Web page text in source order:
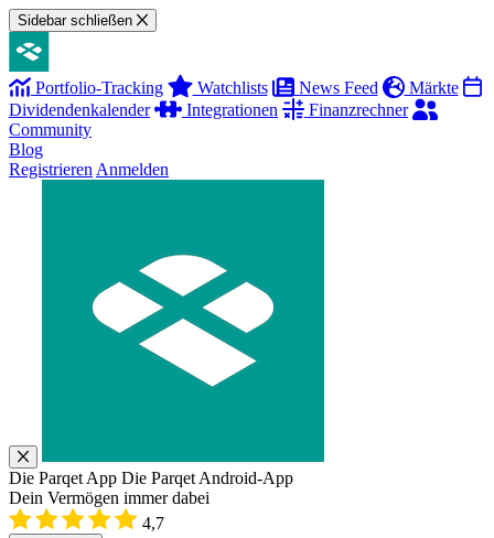
Sidebar schließen
Portfolio-Tracking Watchlists News Feed
Märkte
Dividendenkalender
Integrationen
Finanzrechner
Community
Blog
Registrieren Anmelden
Die Parqet App Die Parqet Android-App
Dein Vermögen immer dabei
4,7